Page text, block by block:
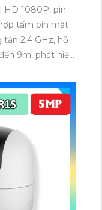
HD 1080P, pin
tấm pin mặt
tần 2,4 GHz, hỗ
9m, phát hiện